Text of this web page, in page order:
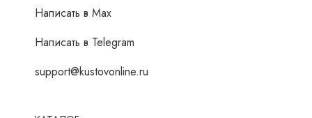
Написать в Мах
Написать в Telegram
support@kustovonline.ru